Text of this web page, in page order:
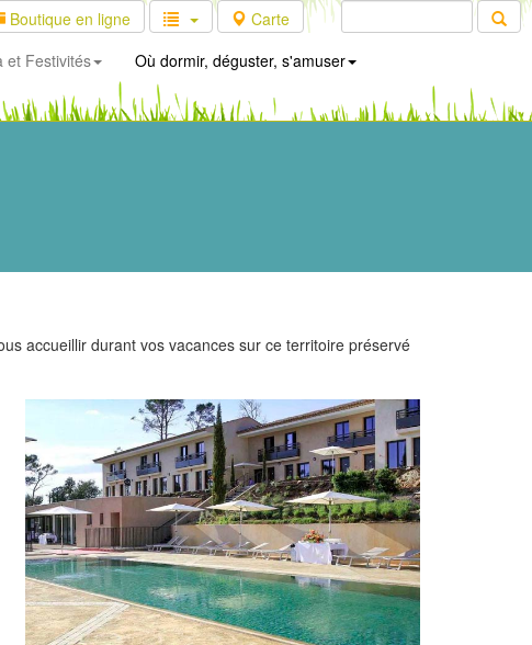
Boutique en ligne
Carte
et Festivités Où dormir, déguster, s'amuser
accueillir durant vos vacances sur ce territoire préservé